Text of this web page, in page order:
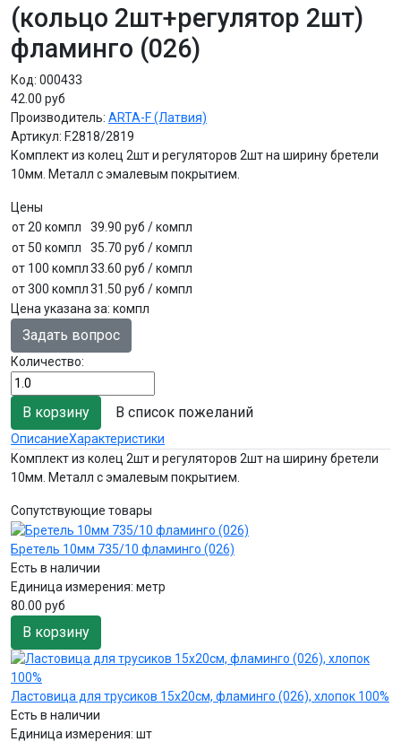
(кольцо 2шт+регулятор 2шт)
фламинго (026)
Код: 000433
42.00 руб
Производитель: ARTA-F (Латвия)
Артикул: F.2818/2819
Комплект из колец 2шт и регуляторов 2шт на ширину бретели
10мм. Металл с эмалевым покрытием.
Цены
от 20 компл
39.90 руб / компл
от 50 компл
35.70 руб / компл
от 100 компл33.60 руб / компл
от 300 компл31.50 руб / компл
Цена указана за: компл
Задать вопрос
Количество:
В список пожеланий
ОписаниеХарактеристики
Комплект из колец 2шт и регуляторов 2шт на ширину бретели
10мм. Металл с эмалевым покрытием.
Сопутствующие товары
Бретель 10мм 735/10 фламинго (026)
Есть в наличии
Единица измерения: метр
80.00 руб
В корзину
Ластовица для трусиков 15х20см, фламинго (026), хлопок 100%
Есть в наличии
Единица измерения: шт